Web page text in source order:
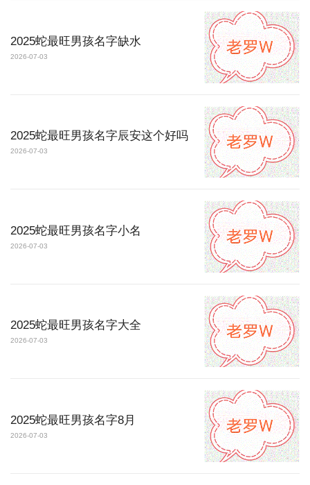
2025蛇最旺男孩名字缺水
2026-07-03
2025蛇最旺男孩名字辰安这个好吗
2026-07-03
2025蛇最旺男孩名字小名
2026-07-03
2025蛇最旺男孩名字大全
2026-07-03
2025蛇最旺男孩名字8月
2026-07-03